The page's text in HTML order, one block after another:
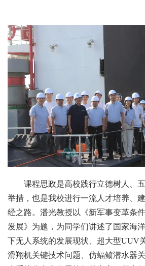
课程思政是高校践行立德树人、
举措，也是我校进行一流人才培养、
经之路。潘光教授以《新军事变革条
发展》为题，为同学们讲述了国家海
下无人系统的发展现状、超大型UUV
滑翔机关键技术问题、仿蝠鲼潜水器